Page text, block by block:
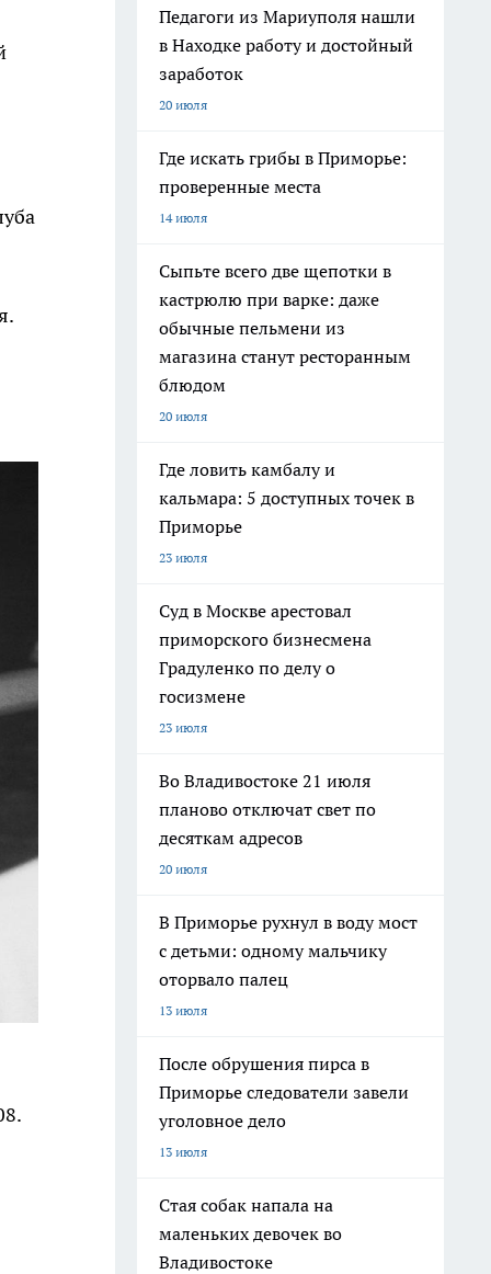
Педагоги из Мариуполя нашли
в Находке работу и достойный
заработок
20 июля
Где искать грибы в Приморье:
проверенные места
14 июля
Сыпьте всего две щепотки в
кастрюлю при варке: даже
обычные пельмени из
магазина станут ресторанным
блюдом
20 июля
Где ловить камбалу и
кальмара: 5 доступных точек в
Приморье
23 июля
Суд в Москве арестовал
приморского бизнесмена
Градуленко по делу о
госизмене
23 июля
Во Владивостоке 21 июля
планово отключат свет по
десяткам адресов
20 июля
В Приморье рухнул в воду мост
с детьми: одному мальчику
оторвало палец
13 июля
После обрушения пирса в
Приморье следователи завели
уголовное дело
13 июля
Стая собак напала на
маленьких девочек во
Владивостоке